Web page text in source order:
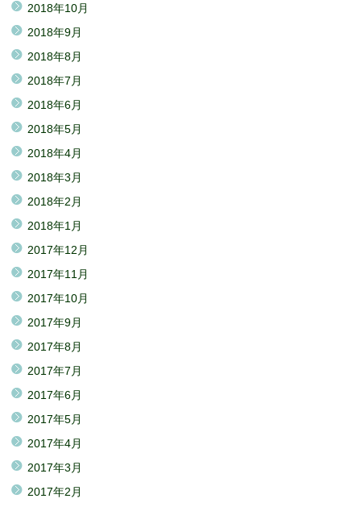
2018年10月
2018年9月
2018年8月
2018年7月
2018年6月
2018年5月
2018年4月
2018年3月
2018年2月
2018年1月
2017年12月
2017年11月
2017年10月
2017年9月
2017年8月
2017年7月
2017年6月
2017年5月
2017年4月
2017年3月
2017年2月